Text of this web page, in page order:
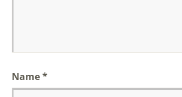
Name*